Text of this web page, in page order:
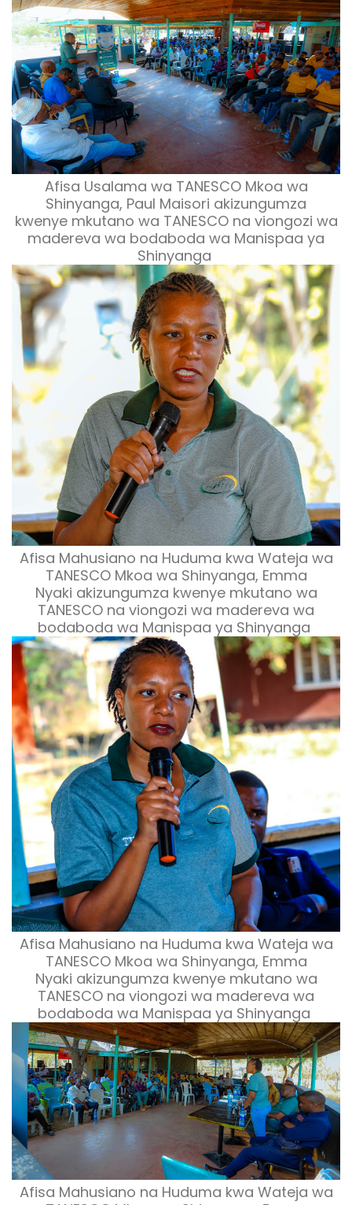
Afisa Usalama wa TANESCO Mkoa wa
Shinyanga, Paul Maisori akizungumza
kwenye mkutano wa TANESCO na viongozi wa
madereva wa bodaboda wa Manispaa ya
Shinyanga
Afisa Mahusiano na Huduma kwa Wateja wa
TANESCO Mkoa wa Shinyanga, Emma
Nyaki akizungumza kwenye mkutano wa
TANESCO na viongozi wa madereva wa
bodaboda wa Manispaa ya Shinyanga
Afisa Mahusiano na Huduma kwa Wateja wa
TANESCO Mkoa wa Shinyanga, Emma
Nyaki akizungumza kwenye mkutano wa
TANESCO na viongozi wa madereva wa
bodaboda wa Manispaa ya Shinyanga
Afisa Mahusiano na Huduma kwa Wateja wa